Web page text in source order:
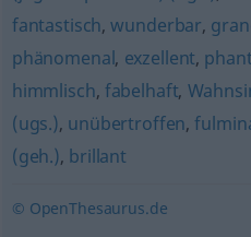
fantastisch,wunderbar,
phänomenal, exzellent,
himmlisch, fabelhaft,
(ugs.), unübertroffen,
(geh.), brillant
© OpenThesaurus.de